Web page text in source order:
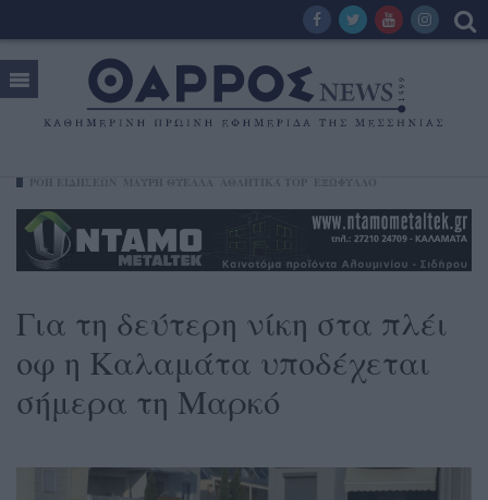
Για τη δεύτερη νίκη στα πλέι
οφ η Καλαμάτα υποδέχεται
σήμερα τη Μαρκό